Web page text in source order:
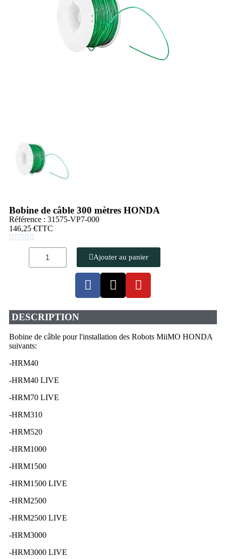
Bobine de câble 300 mètres HONDA
Référence : 31575-VP7-000
146,25 €TTC
    
Ajouter au panier
DESCRIPTION
Bobine de câble pour l'installation des Robots MiiMO HONDA
suivants:
-HRM40
-HRM40 LIVE
-HRM70 LIVE
-HRM310
-HRM520
-HRM1000
-HRM1500
-HRM1500 LIVE
-HRM2500
-HRM2500 LIVE
-HRM3000
-HRM3000 LIVE